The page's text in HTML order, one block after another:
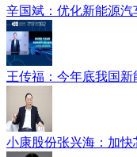
辛国斌：优化新能源
王传福：今年底我国
小康股份张兴海：加